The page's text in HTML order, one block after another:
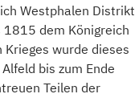
Westphalen Distrikt
1815 dem Königreich
wurde dieses
bis zum Ende
Teilen der